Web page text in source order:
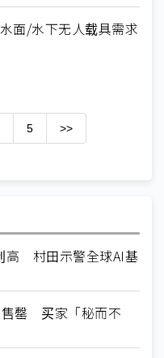
面/水下无人载具需求
5 >>
高 村田示警全球AI基
罄 买家「秘而不